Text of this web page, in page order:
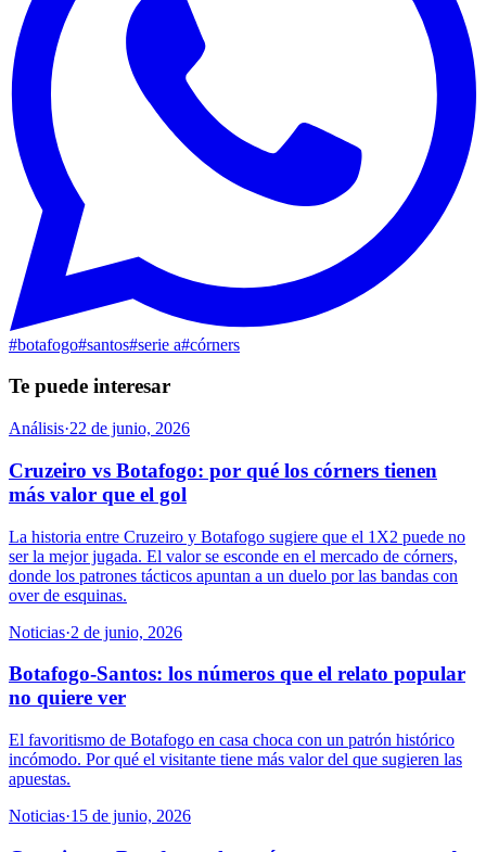
#botafogo#santos#serie a#córners
Te puede interesar
Análisis·22 de junio, 2026
Cruzeiro vs Botafogo: por qué los córners tienen
más valor que el gol
La historia entre Cruzeiro y Botafogo sugiere que el 1X2 puede no
ser la mejor jugada. El valor se esconde en el mercado de córners,
donde los patrones tácticos apuntan a un duelo por las bandas con
over de esquinas.
Noticias·2 de junio, 2026
Botafogo-Santos: los números que el relato popular
no quiere ver
El favoritismo de Botafogo en casa choca con un patrón histórico
incómodo. Por qué el visitante tiene más valor del que sugieren las
apuestas.
Noticias·15 de junio, 2026